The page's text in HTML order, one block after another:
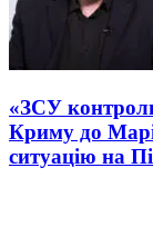
«ЗСУ
Криму до
ситуацію на